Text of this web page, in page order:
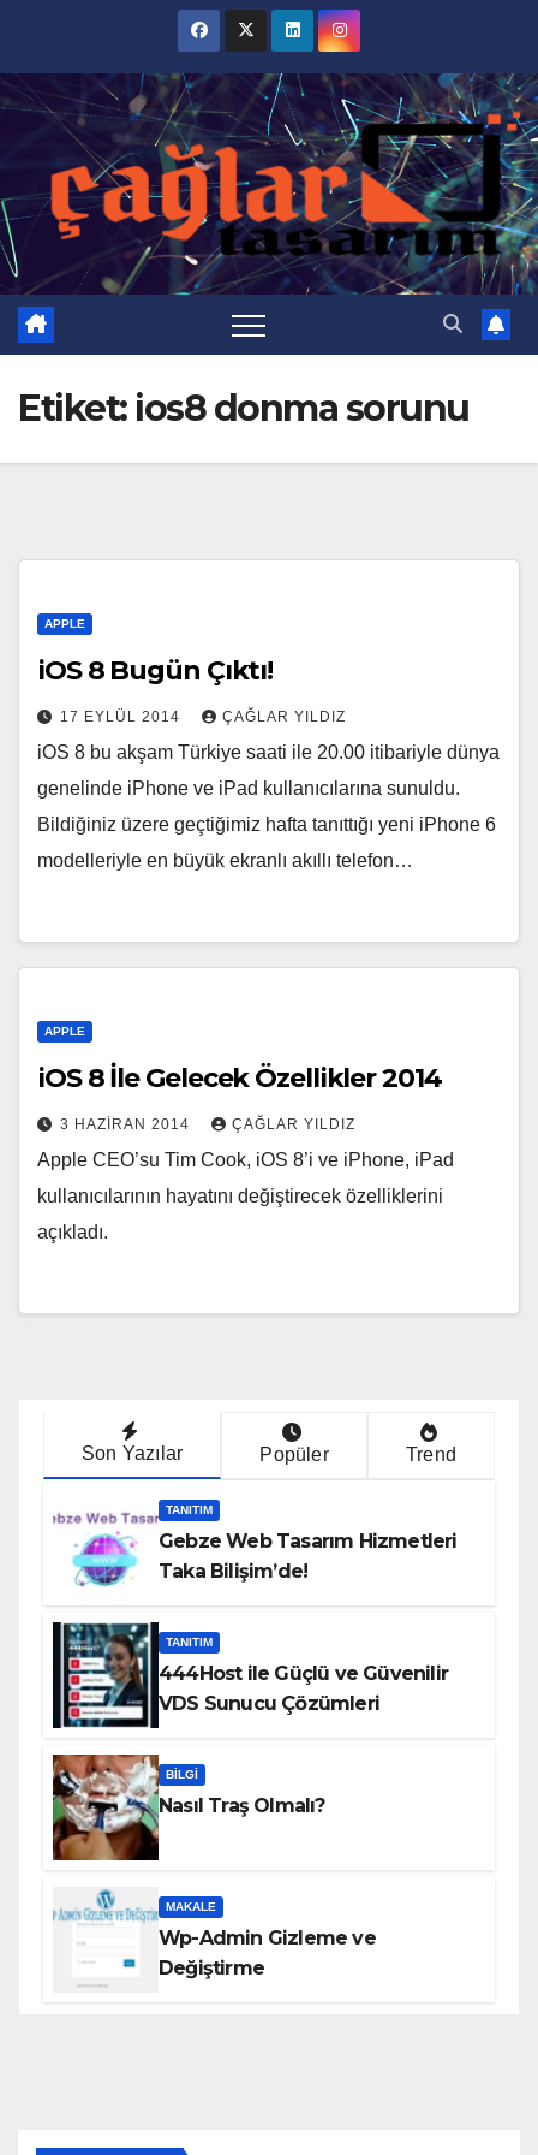
content
Etiket: ios8 donma sorunu
APPLE
iOS 8 Bugün Çıktı!
17 EYLÜL 2014 ÇAĞLAR YILDIZ
iOS 8 bu akşam Türkiye saati ile 20.00 itibariyle dünya
genelinde iPhone ve iPad kullanıcılarına sunuldu.
Bildiğiniz üzere geçtiğimiz hafta tanıttığı yeni iPhone 6
modelleriyle en büyük ekranlı akıllı telefon…
APPLE
iOS 8 İle Gelecek Özellikler 2014
3 HAZIRAN 2014 ÇAĞLAR YILDIZ
Apple CEO’su Tim Cook, iOS 8’i ve iPhone, iPad
kullanıcılarının hayatını değiştirecek özelliklerini
açıkladı.
Son Yazılar Popüler Trend
TANITIM
Gebze Web Tasarım Hizmetleri
Taka Bilişim’de!
TANITIM
444Host ile Güçlü ve Güvenilir
VDS Sunucu Çözümleri
BILGI
Nasıl Traş Olmalı?
MAKALE
Wp-Admin Gizleme ve
Değiştirme